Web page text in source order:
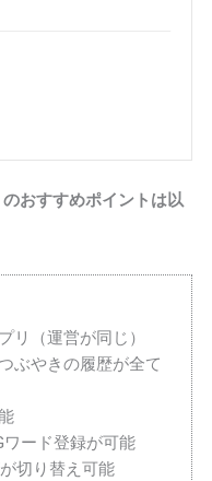
おすすめポイントは以
リ（運営が同じ）
ぶやきの履歴が全て
ード登録が可能
切り替え可能